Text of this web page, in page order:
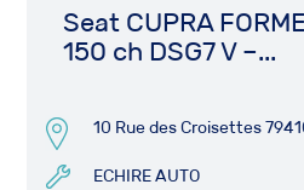
Seat CUPRA
150 ch DSG7 V –...
10 Rue des Croisettes
ECHIRE AUTO